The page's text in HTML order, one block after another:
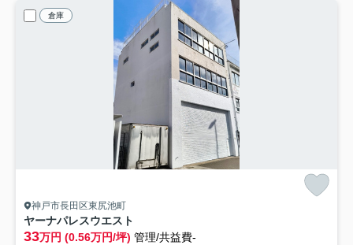
倉庫
神戸市長田区東尻池町
ヤーナパレスウエスト
33万円 (0.56万円/坪) 管理/共益費-